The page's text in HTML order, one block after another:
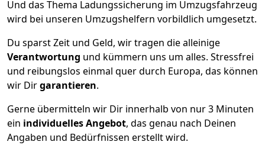
Und das Thema Ladungssicherung im Umzugsfahrzeug
wird bei unseren Umzugshelfern vorbildlich umgesetzt.
Du sparst Zeit und Geld, wir tragen die alleinige
Verantwortung und kümmern uns um alles. Stressfrei
und reibungslos einmal quer durch Europa, das können
wir Dirgarantieren.
Gerne übermitteln wir Dir innerhalb von nur3 Minuten
ein individuelles Angebot, das genau nach Deinen
Angaben und Bedürfnissen erstellt wird.